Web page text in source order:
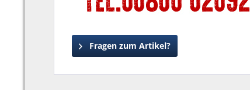
Fragen zum Artikel?